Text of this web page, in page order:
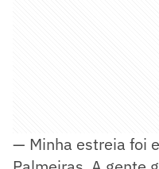
— Minha estreia foi